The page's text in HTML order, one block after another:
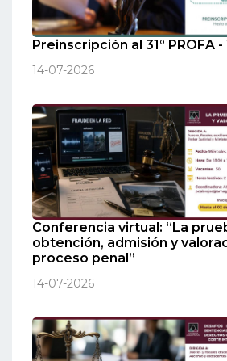
Preinscripción al 31° PROFA
14-07-2026
Conferencia virtual: “La
obtención, admisión y
proceso penal”
14-07-2026